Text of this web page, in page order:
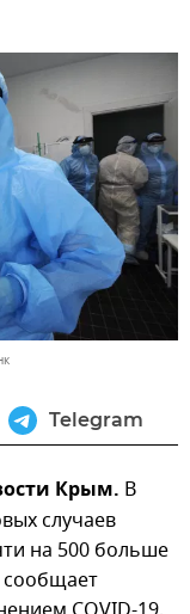
Telegram
Крым. В
случаев
на 500 больше
сообщает